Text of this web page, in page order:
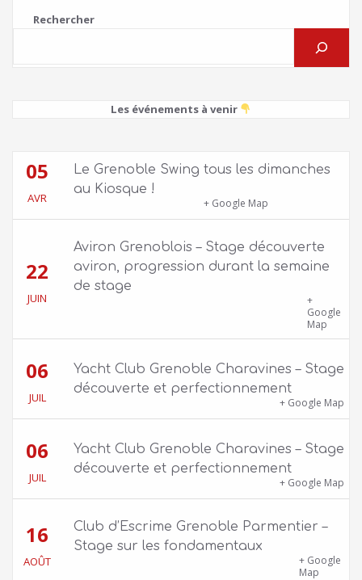
Rechercher
Les événements à venir
05
AVR
Le Grenoble Swing tous les dimanches
au Kiosque !
+ Google Map
22
JUIN
Aviron Grenoblois – Stage découverte
aviron, progression durant la semaine
de stage
+
Google
Map
06
JUIL
Yacht Club Grenoble Charavines – Stage
découverte et perfectionnement
+ Google Map
06
JUIL
Yacht Club Grenoble Charavines – Stage
découverte et perfectionnement
+ Google Map
16
AOÛT
Club d’Escrime Grenoble Parmentier –
Stage sur les fondamentaux
+ Google
Map